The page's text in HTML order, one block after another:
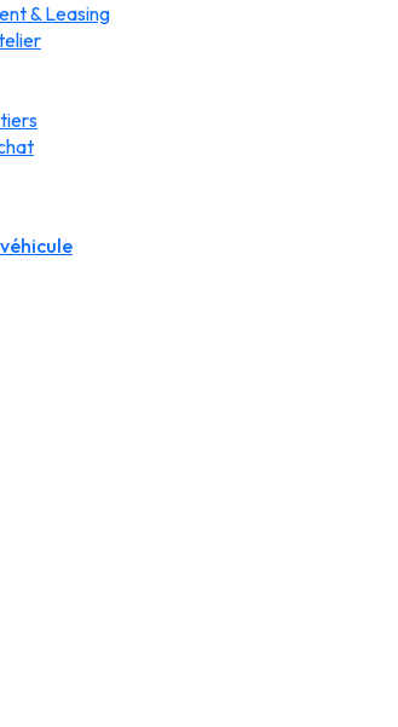
& Leasing